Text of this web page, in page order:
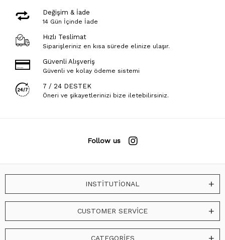
Değişim & İade
14 Gün İçinde İade
Hızlı Teslimat
Siparişleriniz en kısa sürede elinize ulaşır.
Güvenli Alışveriş
Güvenli ve kolay ödeme sistemi
7 / 24 DESTEK
Öneri ve şikayetlerinizi bize iletebilirsiniz.
Follow us
INSTİTUTİONAL
CUSTOMER SERVİCE
CATEGORİES